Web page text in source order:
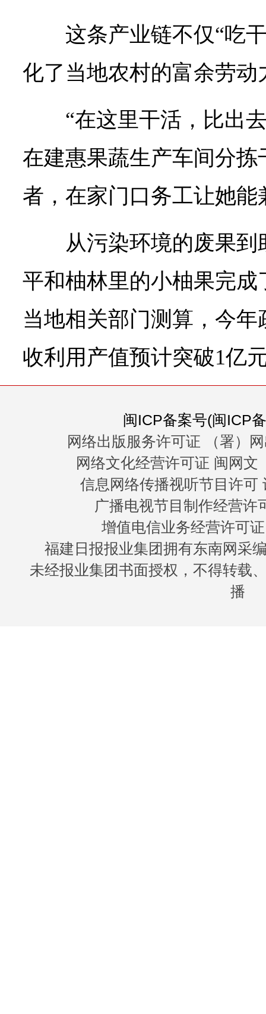
这条产业链不仅“吃
化了当地农村的富余劳动
“在这里干活，比出
在建惠果蔬生产车间分
者，在家门口务工让她
从污染环境的废果到
平和柚林里的小柚果完
当地相关部门测算，今
收利用产值预计突破1亿
闽ICP备案号(闽ICP
网络出版服务许可证 （署）
网络文化经营许可证 闽网文
信息网络传播视听节目许可
广播电视节目制作经营许
增值电信业务经营许可
福建日报报业集团拥有东南网采
未经报业集团书面授权，不得转载
播